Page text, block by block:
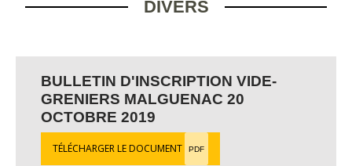
DIVERS
BULLETIN D'INSCRIPTION VIDE-
GRENIERS MALGUENAC 20
OCTOBRE 2019
TÉLÉCHARGER LE DOCUMENT PDF